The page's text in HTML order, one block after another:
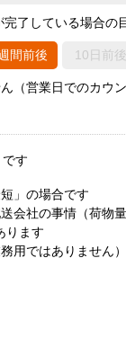
了している場合の
間前後 10日前後
（営業日でのカウン
です
」の場合です
会社の事情（荷物
ります
用ではありません）